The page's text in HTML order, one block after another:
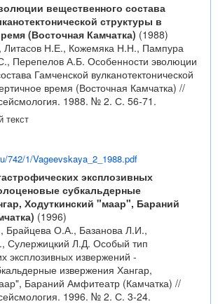
вещественного состава
структуры в
(Восточная Камчатка) (1988)
Литасов Н.Е., Кожемяка Н.Н., Пампура
Перепелов А.Б. Особенности эволюции
Гамченской вулканотектонической
время (Восточная Камчатка) //
1988. № 2. С. 56-71.
742/1/Vageevskaya_2_1988.pdf
эксплозивных
субкальдерные
Ходуткинский "маар", Бараний
(1996)
Брайцева О.А., Базанова Л.И.,
Сулержицкий Л.Д. Особый тип
эксплозивных извержений -
извержения Хангар,
Бараний Амфитеатр (Камчатка) //
1996. № 2. С. 3-24.